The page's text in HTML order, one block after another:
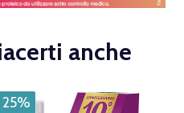
anche
25%